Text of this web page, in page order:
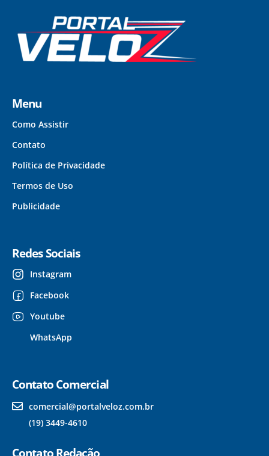
Menu
Como Assistir
Contato
Política de Privacidade
Termos de Uso
Publicidade
Redes Sociais
Instagram
Facebook
Youtube
WhatsApp
Contato Comercial
comercial@portalveloz.com.br
(19) 3449-4610
Contato Redação